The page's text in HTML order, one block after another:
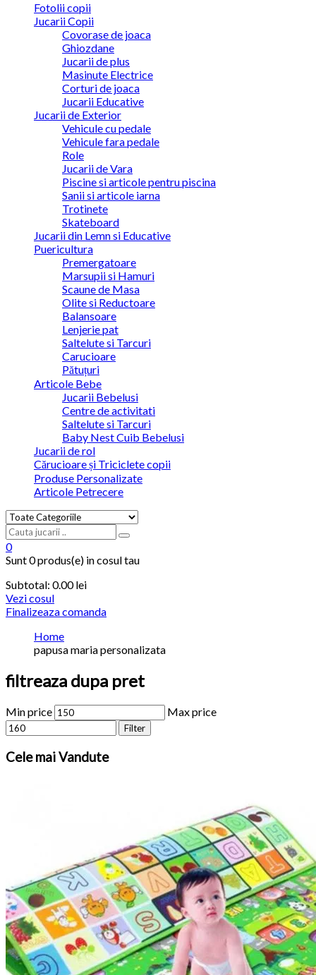
Fotolii copii
Jucarii Copii
Covorase de joaca
Ghiozdane
Jucarii de plus
Masinute Electrice
Corturi de joaca
Jucarii Educative
Jucarii de Exterior
Vehicule cu pedale
Vehicule fara pedale
Role
Jucarii de Vara
Piscine si articole pentru piscina
Sanii si articole iarna
Trotinete
Skateboard
Jucarii din Lemn si Educative
Puericultura
Premergatoare
Marsupii si Hamuri
Scaune de Masa
Olite si Reductoare
Balansoare
Lenjerie pat
Saltelute si Tarcuri
Carucioare
Pătuțuri
Articole Bebe
Jucarii Bebelusi
Centre de activitati
Saltelute si Tarcuri
Baby Nest Cuib Bebelusi
Jucarii de rol
Cărucioare și Triciclete copii
Produse Personalizate
Articole Petrecere
0
Sunt0 produs(e) in cosul tau
Subtotal: 0.00lei
Vezi cosul
Finalizeaza comanda
Home
papusa maria personalizata
filtreaza dupa pret
Min price Max price
Filter
Celemai Vandute